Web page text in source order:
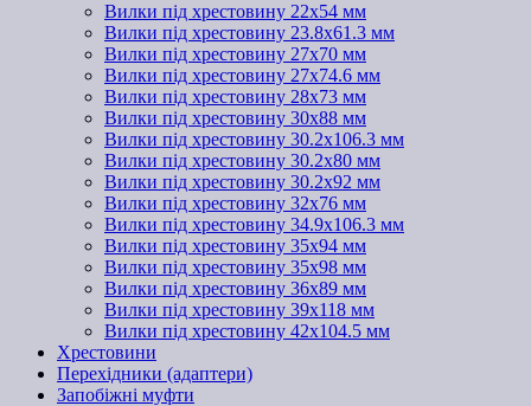
Вилки під хрестовину 22х54 мм
Вилки під хрестовину 23.8х61.3 мм
Вилки під хрестовину 27х70 мм
Вилки під хрестовину 27х74.6 мм
Вилки під хрестовину 28х73 мм
Вилки під хрестовину 30х88 мм
Вилки під хрестовину 30.2х106.3 мм
Вилки під хрестовину 30.2х80 мм
Вилки під хрестовину 30.2х92 мм
Вилки під хрестовину 32х76 мм
Вилки під хрестовину 34.9х106.3 мм
Вилки під хрестовину 35х94 мм
Вилки під хрестовину 35х98 мм
Вилки під хрестовину 36х89 мм
Вилки під хрестовину 39х118 мм
Вилки під хрестовину 42х104.5 мм
Хрестовини
Перехідники (адаптери)
Запобіжні муфти